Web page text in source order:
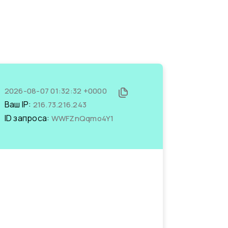
2026-08-07 01:32:32 +0000
Ваш IP: 216.73.216.243
ID запроса: WWFZnQqmo4Y1